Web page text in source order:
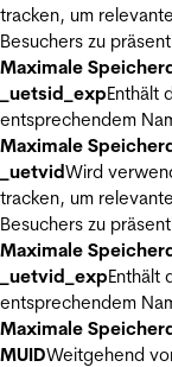
tracken, um
Besuchers zu
Maximale
_uetsid_expEnthält
entsprechendem
Maximale
_uetvidWird
tracken, um
Besuchers zu
Maximale
_uetvid_expEnthält
entsprechendem
Maximale
MUIDWeitgehend